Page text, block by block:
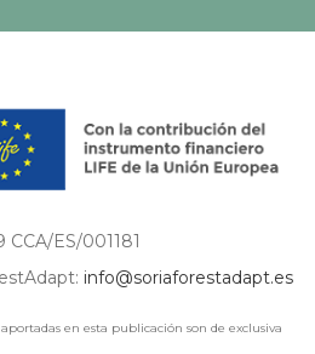
CCA/ES/001181
info@soriaforestadapt.es
en esta publicación son de exclusiva